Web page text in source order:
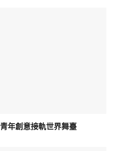
年創意接軌世界舞臺